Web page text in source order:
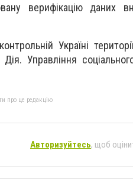
верифікацію даних
Україні
Управління
про це редакцію
Авторизуйтесь, щоб